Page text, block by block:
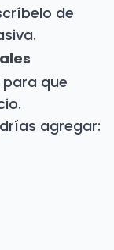
de
que
agregar: